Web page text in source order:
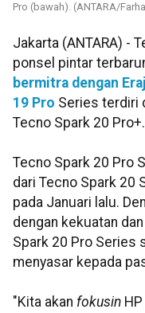
Pro (bawah). (ANTARA/
Jakarta (ANTARA) -
ponsel pintar
bermitra dengan
19 Pro Series terdiri
Tecno Spark 20 Pro+.
Tecno Spark 20 Pro
dari Tecno Spark 20
pada Januari lalu.
dengan kekuatan
Spark 20 Pro Series
menyasar kepada
"Kita akan fokusin